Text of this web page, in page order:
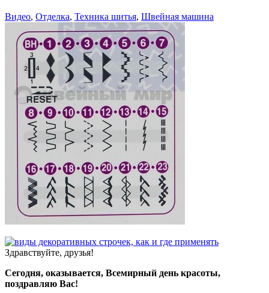
Видео, Отделка, Техника шитья, Швейная машина
Здравствуйте, друзья!
Сегодня, оказывается, Всемирный день красоты,
поздравляю Вас!